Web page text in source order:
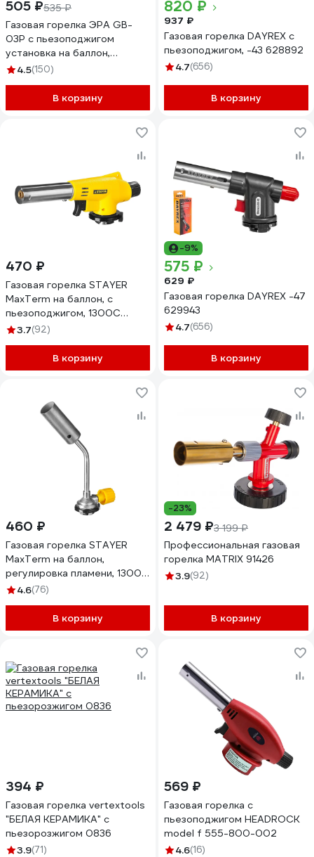
505 ₽535 ₽
Газовая горелка ЭРА GB-
03P с пьезоподжигом
установка на баллон,
Б0052491
4.5(150)
В корзину
820 ₽
937 ₽
Газовая горелка DAYREX с
пьезоподжигом, -43 628892
4.7(656)
В корзину
470 ₽
Газовая горелка STAYER
MaxTerm на баллон, с
пьезоподжигом, 1300С
55584
3.7(92)
В корзину
-9%
575 ₽
629 ₽
Газовая горелка DAYREX -47
629943
4.7(656)
В корзину
460 ₽
Газовая горелка STAYER
MaxTerm на баллон,
регулировка пламени, 1300С
55588
4.6(76)
В корзину
-23%
2 479 ₽3 199 ₽
Профессиональная газовая
горелка MATRIX 91426
3.9(92)
В корзину
394 ₽
Газовая горелка vertextools
"БЕЛАЯ КЕРАМИКА" с
пьезорозжигом 0836
3.9(71)
569 ₽
Газовая горелка с
пьезоподжигом HEADROCK
model f 555-800-002
4.6(16)